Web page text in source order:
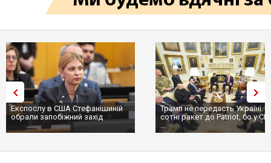
Експослу в США Стефанішиній
обрали запобіжний захід
Трамп не передасть Україні
сотні ракет до Patriot, бо у
...